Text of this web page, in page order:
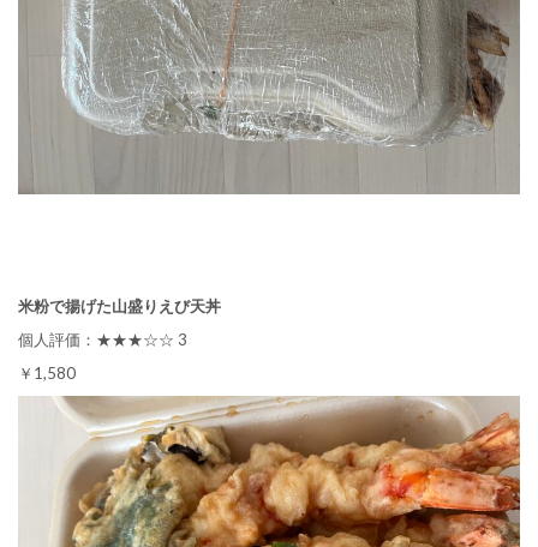
米粉で揚げた山盛りえび天丼
個人評価：★★★☆☆ 3
￥1,580